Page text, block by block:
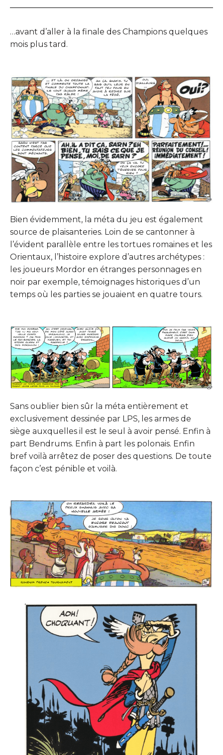
…avant d’aller à la finale des Champions quelques
mois plus tard.
Bien évidemment, la méta du jeu est également
source de plaisanteries. Loin de se cantonner à
l’évident parallèle entre les tortues romaines et les
Orientaux, l’histoire explore d’autres archétypes :
les joueurs Mordor en étranges personnages en
noir par exemple, témoignages historiques d’un
temps où les parties se jouaient en quatre tours.
Sans oublier bien sûr la méta entièrement et
exclusivement dessinée par LPS, les armes de
siège auxquelles il est le seul à avoir pensé. Enfin à
part Bendrums. Enfin à part les polonais. Enfin
bref voilà arrêtez de poser des questions. De toute
façon c’est pénible et voilà.